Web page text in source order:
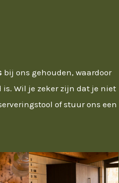
bij ons gehouden, waardoor
Wil je zeker zijn dat je niet
of stuur ons een